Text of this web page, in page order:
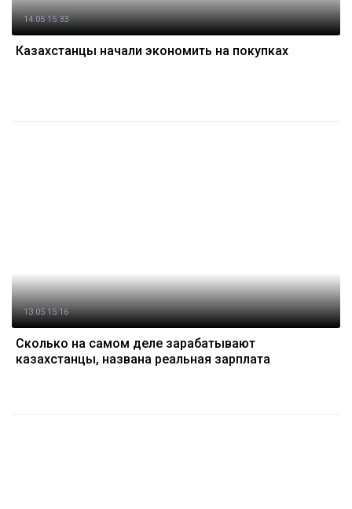
14.05 15:33
Казахстанцы начали экономить на покупках
13.05 15:16
Сколько на самом деле зарабатывают
казахстанцы, названа реальная зарплата